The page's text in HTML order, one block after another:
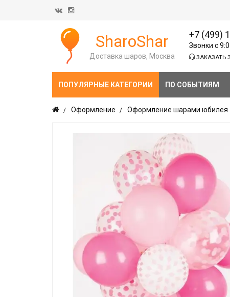
SharoShar
Доставка шаров, Москва
+7 (499)
Звонки с
ЗАКАЗАТЬ
ПОПУЛЯРНЫЕ КАТЕГОРИИ ПО СОБЫТИЯМ
Оформление Оформление шарами юбилея